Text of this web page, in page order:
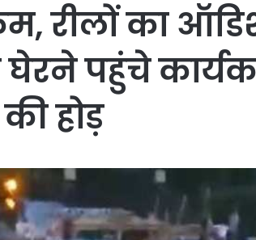
रीलों का
पहुंचे
होड़